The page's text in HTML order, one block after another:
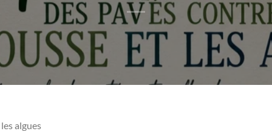
algues